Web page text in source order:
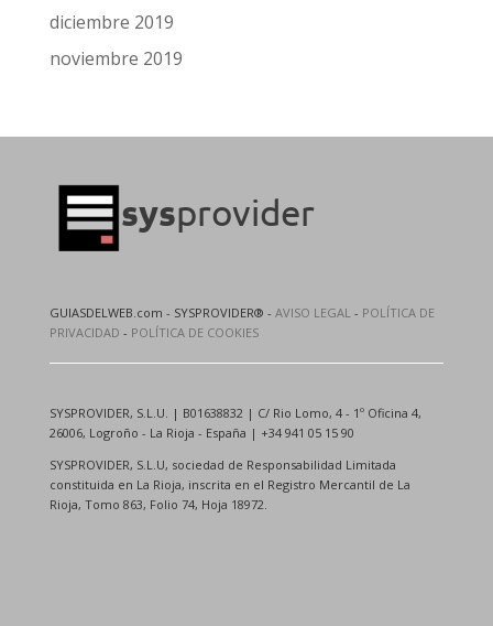
diciembre 2019
noviembre 2019
GUIASDELWEB.com - SYSPROVIDER® - AVISO LEGAL - POLÍTICA DE
PRIVACIDAD - POLÍTICA DE COOKIES
SYSPROVIDER, S.L.U. | B01638832 | C/ Rio Lomo, 4 - 1º Oficina 4,
26006, Logroño - La Rioja - España | +34 941 05 15 90
SYSPROVIDER, S.L.U, sociedad de Responsabilidad Limitada
constituida en La Rioja, inscrita en el Registro Mercantil de La
Rioja, Tomo 863, Folio 74, Hoja 18972.